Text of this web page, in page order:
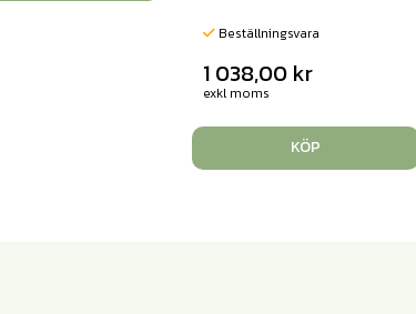
Beställningsvara
1 038,00 kr
exkl moms
KÖP